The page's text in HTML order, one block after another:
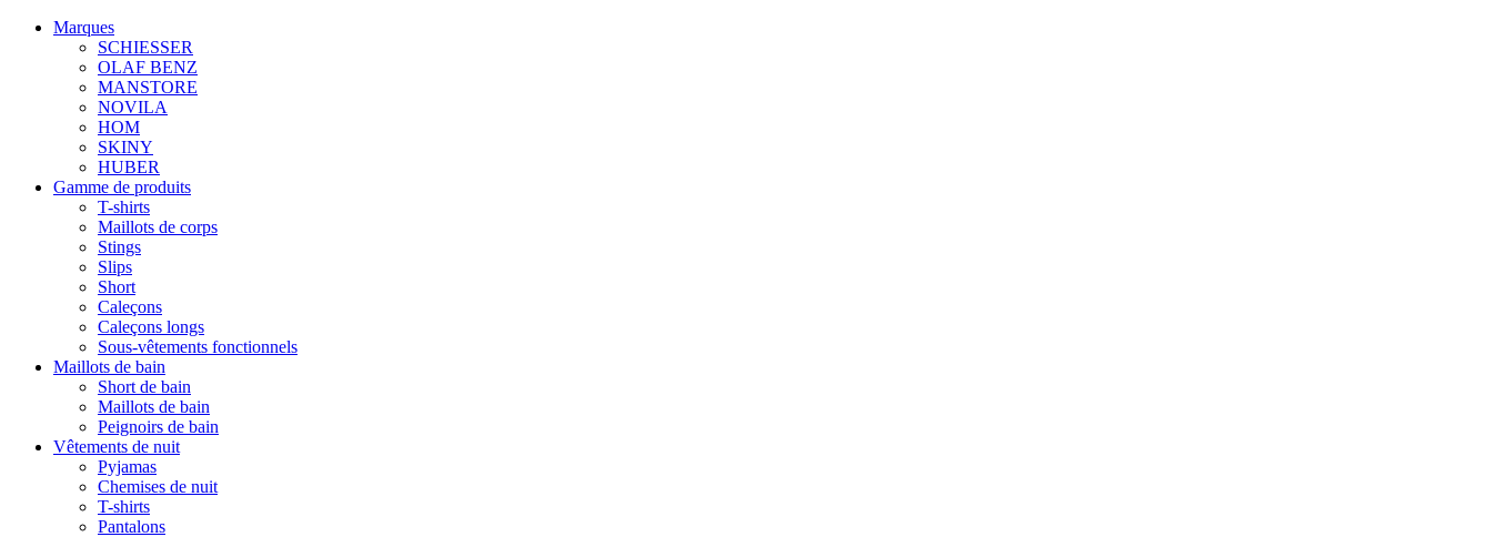
Marques
SCHIESSER
OLAF BENZ
MANSTORE
NOVILA
HOM
SKINY
HUBER
Gamme de produits
T-shirts
Maillots de corps
Stings
Slips
Short
Caleçons
Caleçons longs
Sous-vêtements fonctionnels
Maillots de bain
Short de bain
Maillots de bain
Peignoirs de bain
Vêtements de nuit
Pyjamas
Chemises de nuit
T-shirts
Pantalons